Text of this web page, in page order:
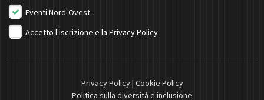
Eventi Nord-Ovest
Accetto l'iscrizione e la Privacy Policy
Privacy Policy| Cookie Policy
Politica sulla diversità e inclusione